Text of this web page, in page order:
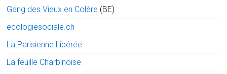
Gang des Vieux en Colère (BE)
ecologiesociale.ch
La Parisienne Libérée
La feuille Charbinoise